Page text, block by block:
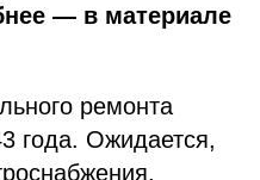
— в материале
ремонта
года. Ожидается,